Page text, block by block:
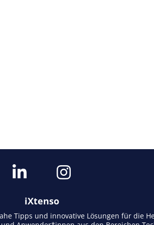
iXtenso
Tipps und innovative Lösungen für die